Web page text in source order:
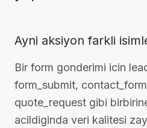
Ayni aksiyon farkli
Bir form gonderimi icin
form_submit,
quote_request gibi
acildiginda veri kalitesi